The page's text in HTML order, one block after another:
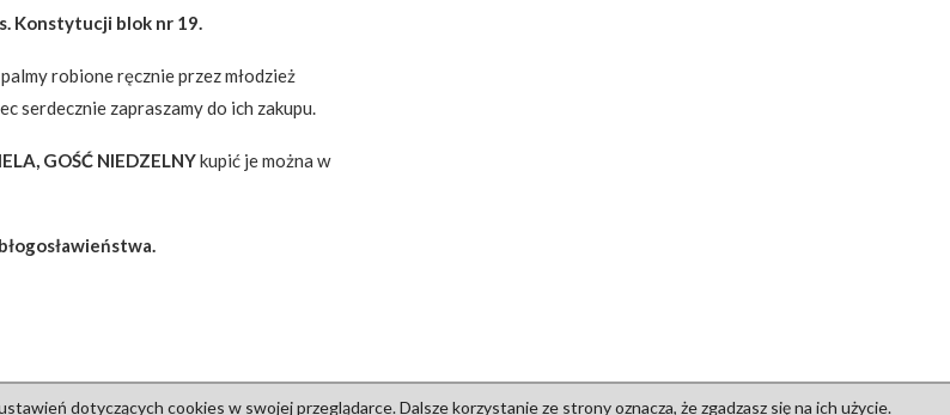
Konstytucji blok nr 19.
robione ręcznie przez młodzież
serdecznie zapraszamy do ich zakupu.
GOŚĆ NIEDZELNYkupić je można w
dotyczących cookies w swojej przeglądarce. Dalsze korzystanie ze strony oznacza, że zgadzasz się na ich użycie.